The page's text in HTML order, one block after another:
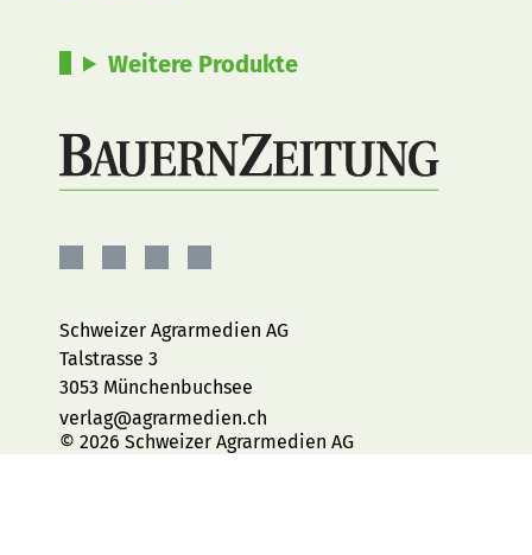
Weitere Produkte
Facebook
Instagram
YouTubeLinkedIn
Schweizer Agrarmedien AG
Talstrasse 3
3053 Münchenbuchsee
verlag@agrarmedien.ch
© 2026 Schweizer Agrarmedien AG